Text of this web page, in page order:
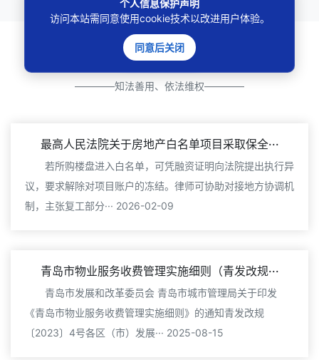
法律法规
————知法善用、依法维权————
最高人民法院关于房地产白名单项目采取保全···
若所购楼盘进入白名单，可凭融资证明向法院提出执行异
议，要求解除对项目账户的冻结。律师可协助对接地方协调机
制，主张复工部分··· 2026-02-09
青岛市物业服务收费管理实施细则（青发改规···
青岛市发展和改革委员会 青岛市城市管理局关于印发
《青岛市物业服务收费管理实施细则》的通知青发改规
〔2023〕4号各区（市）发展··· 2025-08-15
个人信息保护声明
访问本站需同意使用cookie技术以改进用户体验。
同意后关闭